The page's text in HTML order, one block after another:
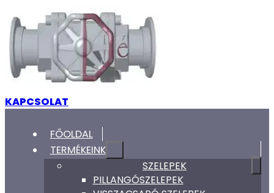
KAPCSOLAT
FŐOLDAL
TERMÉKEINK
SZELEPEK
PILLANGÓSZELEPEK